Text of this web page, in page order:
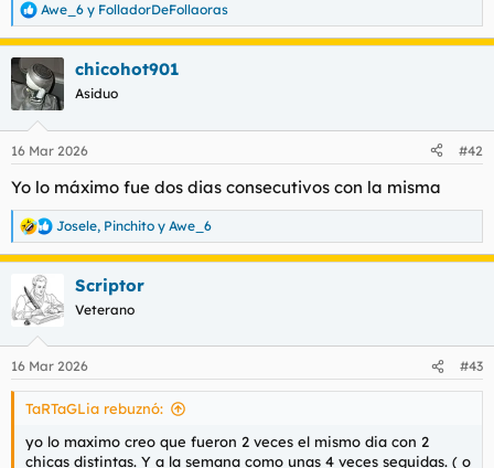
R
e
a
c
c
i
e
:
Awe_6 y FolladorDeFollaoras
chicohot901
Asiduo
16 Mar 2026 #42
Yo lo máximo fue dos dias consecutivos con la misma
R
e
a
c
c
i
e
s
Josele, Pinchito y Awe_6
Scriptor
Veterano
16 Mar 2026 #43
TaRTaGLia rebuznó:
yo lo maximo creo que fueron 2 veces el mismo dia con 2
chicas distintas. Y a la semana como unas 4 veces seguidas. ( o